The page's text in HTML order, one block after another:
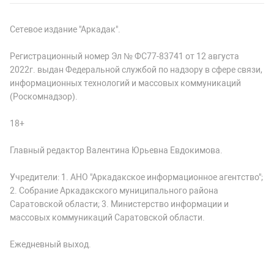
Сетевое издание "Аркадак".
Регистрационный номер Эл № ФС77-83741 от 12 августа
2022г. выдан Федеральной службой по надзору в сфере связи,
информационных технологий и массовых коммуникаций
(Роскомнадзор).
18+
Главный редактор Валентина Юрьевна Евдокимова.
Учредители: 1. АНО "Аркадакское информационное агентство";
2. Собрание Аркадакского муниципального района
Саратовской области; 3. Министерство информации и
массовых коммуникаций Саратовской области.
Ежедневный выход.